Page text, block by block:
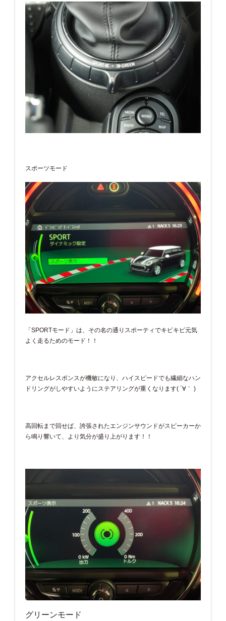
スポーツモード
「SPORTモード」は、その名の通りスポーティでキビキビ元気
よく走るためのモード！！
アクセルレスポンスが機敏になり、ハイスピードでも繊細なハン
ドリングがしやすいようにステアリングが重くなります( ´∀｀ )
高回転まで回せば、誇張されたエンジンサウンドがスピーカーか
ら鳴り響いて、より気分が盛り上がります！！
グリーンモード